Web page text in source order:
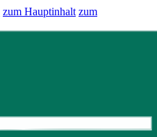
zum Hauptinhalt zum